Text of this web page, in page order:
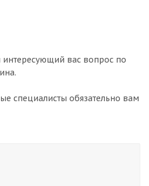
вас вопрос по
специалисты обязательно вам